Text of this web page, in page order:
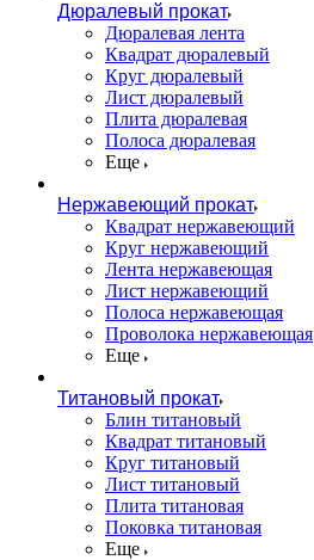
Дюралевый прокат
Дюралевая лента
Квадрат дюралевый
Круг дюралевый
Лист дюралевый
Плита дюралевая
Полоса дюралевая
Еще
Нержавеющий прокат
Квадрат нержавеющий
Круг нержавеющий
Лента нержавеющая
Лист нержавеющий
Полоса нержавеющая
Проволока нержавеющая
Еще
Титановый прокат
Блин титановый
Квадрат титановый
Круг титановый
Лист титановый
Плита титановая
Поковка титановая
Еще